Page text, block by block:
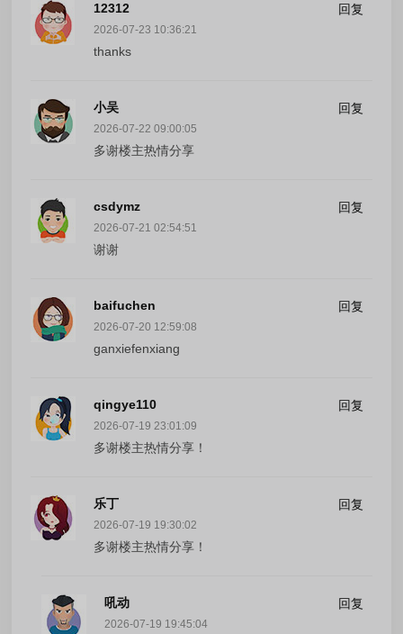
12312 回复
2026-07-23 10:36:21
thanks
小吴 回复
2026-07-22 09:00:05
多谢楼主热情分享
csdymz 回复
2026-07-21 02:54:51
谢谢
baifuchen 回复
2026-07-20 12:59:08
ganxiefenxiang
qingye110 回复
2026-07-19 23:01:09
多谢楼主热情分享！
乐丁 回复
2026-07-19 19:30:02
多谢楼主热情分享！
吼动 回复
2026-07-19 19:45:04